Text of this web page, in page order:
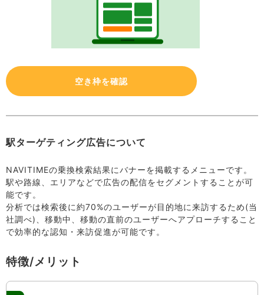
空き枠を確認
駅ターゲティング広告について
NAVITIMEの乗換検索結果にバナーを掲載するメニューです。
駅や路線、エリアなどで広告の配信をセグメントすることが可
能です。
分析では検索後に約70%のユーザーが目的地に来訪するため(当
社調べ)、移動中、移動の直前のユーザーへアプローチすること
で効率的な認知・来訪促進が可能です。
特徴/メリット